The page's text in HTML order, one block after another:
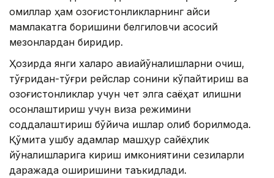
омиллар ҳам қозоғистонликларнинг қайси
мамлакатга боришини белгиловчи асосий
мезонлардан биридир.
Ҳозирда янги халқаро авиайўналишларни очиш,
тўғридан-тўғри рейслар сонини кўпайтириш ва
қозоғистонликлар учун чет элга саёҳат қилишни
осонлаштириш учун виза режимини
соддалаштириш бўйича ишлар олиб борилмоқда.
Қўмита ушбу қадамлар машҳур сайёҳлик
йўналишларига кириш имкониятини сезиларли
даражада оширишини таъкидлади.